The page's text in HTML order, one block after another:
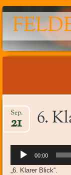
zum
6.
Sep.
21
Audio-
Player
00:00
„6. Klarer Blick“.